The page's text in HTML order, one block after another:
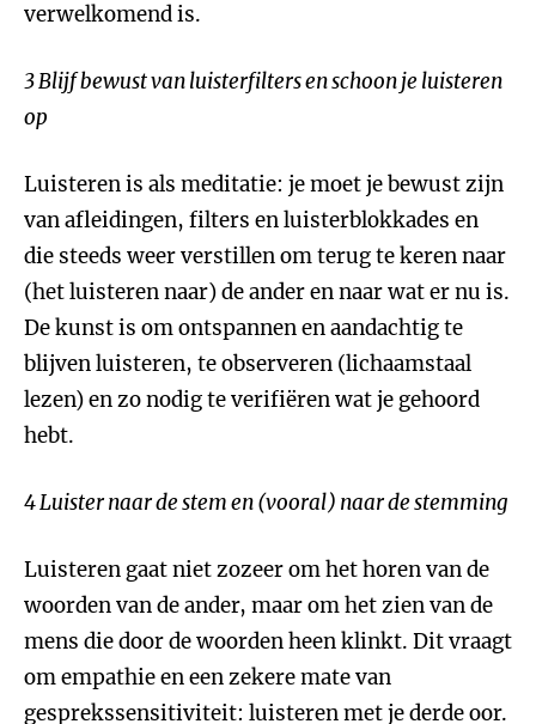
verwelkomend is.
3 Blijf bewust van luisterfilters en schoon je luisteren
op
Luisteren is als meditatie: je moet je bewust zijn
van afleidingen, filters en luisterblokkades en
die steeds weer verstillen om terug te keren naar
(het luisteren naar) de ander en naar wat er nu is.
De kunst is om ontspannen en aandachtig te
blijven luisteren, te observeren (lichaamstaal
lezen) en zo nodig te verifiëren wat je gehoord
hebt.
4 Luister naar de stem en (vooral) naar de stemming
Luisteren gaat niet zozeer om het horen van de
woorden van de ander, maar om het zien van de
mens die door de woorden heen klinkt. Dit vraagt
om empathie en een zekere mate van
gesprekssensitiviteit: luisteren met je derde oor.